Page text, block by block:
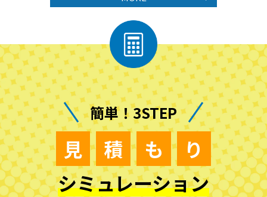
簡単！3STEP
見 積 も
り
シミュレーション